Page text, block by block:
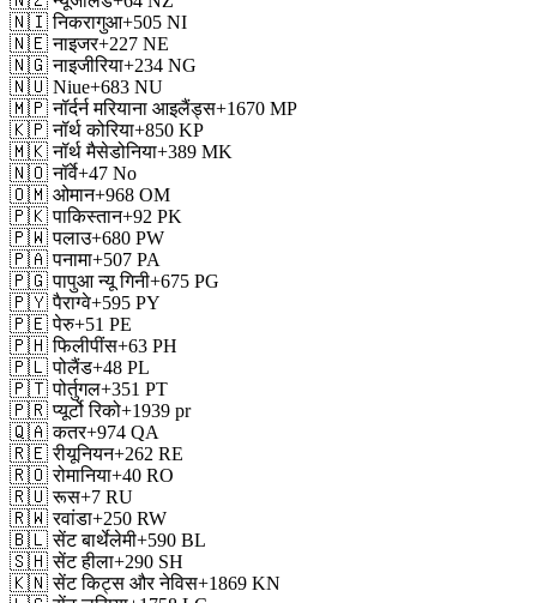
🇳🇮 निकरागुआ+505 NI
🇳🇪 नाइजर+227 NE
🇳🇬 नाइजीरिया+234 NG
🇳🇺 Niue+683 NU
🇲🇵 नॉर्दर्न मरियाना आइलैंड्स+1670 MP
🇰🇵 नॉर्थ कोरिया+850 KP
🇲🇰 नॉर्थ मैसेडोनिया+389 MK
🇳🇴 नॉर्वे+47 No
🇴🇲 ओमान+968 OM
🇵🇰 पाकिस्तान+92 PK
🇵🇼 पलाउ+680 PW
🇵🇦 पनामा+507 PA
🇵🇬 पापुआ न्यू गिनी+675 PG
🇵🇾 पैराग्वे+595 PY
🇵🇪 पेरु+51 PE
🇵🇭 फिलीपींस+63 PH
🇵🇱 पोलैंड+48 PL
🇵🇹 पोर्तुगल+351 PT
🇵🇷 प्यूर्टो रिको+1939 pr
🇶🇦 कतर+974 QA
🇷🇪 रीयूनियन+262 RE
🇷🇴 रोमानिया+40 RO
🇷🇺 रूस+7 RU
🇷🇼 रवांडा+250 RW
🇧🇱 सेंट बार्थेलेमी+590 BL
🇸🇭 सेंट हीला+290 SH
🇰🇳 सेंट किट्स और नेविस+1869 KN